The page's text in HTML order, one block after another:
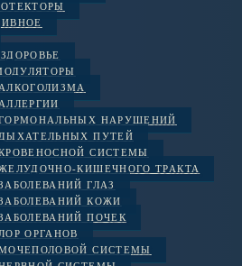
НАРУШЕНИЙ
ПУТЕЙ
СИСТЕМЫ
КИШЕЧНОГО ТРАКТА
ГЛАЗ
КОЖИ
ПОЧЕК
ОРГАНОВ
СИСТЕМЫ